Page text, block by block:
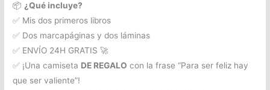
📦¿Qué incluye?
✅ Mis dos primeros libros
✅ Dos marcapáginas y dos láminas
✅ ENVÍO 24H GRATIS 🚀
✅ ¡Una camiseta DE REGALO con la frase “Para ser feliz hay
que ser valiente”!